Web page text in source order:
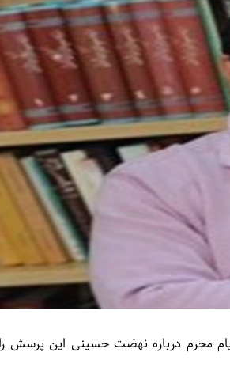
محرم درباره نهضت حسینی این پرسش